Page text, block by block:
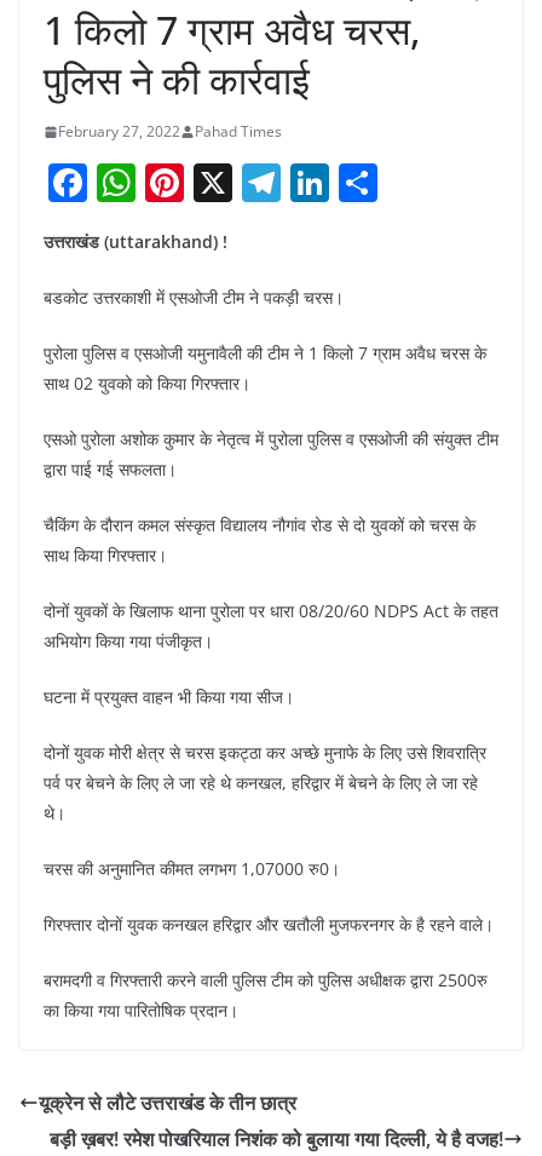
1 किलो 7 ग्राम अवैध चरस,
पुलिस ने की कार्रवाई
February 27, 2022 Pahad Times
F
a
c
e
b
o
k
W
at
s
A
p
Pi
nt
er
e
st
X T
gr
a
m
Li
e
dI
n
उत्तराखंड (uttarakhand) !
बडकोट उत्तरकाशी में एसओजी टीम ने पकड़ी चरस।
पुरोला पुलिस व एसओजी यमुनावैली की टीम ने 1 किलो 7 ग्राम अवैध चरस के
साथ 02 युवको को किया गिरफ्तार।
एसओ पुरोला अशोक कुमार के नेतृत्व में पुरोला पुलिस व एसओजी की संयुक्त टीम
द्वारा पाई गई सफलता।
चैकिंग के दौरान कमल संस्कृत विद्यालय नौगांव रोड से दो युवकों को चरस के
साथ किया गिरफ्तार।
दोनों युवकों के खिलाफ थाना पुरोला पर धारा 08/20/60 NDPS Act के तहत
अभियोग किया गया पंजीकृत।
घटना में प्रयुक्त वाहन भी किया गया सीज।
दोनों युवक मोरी क्षेत्र से चरस इकट्ठा कर अच्छे मुनाफे के लिए उसे शिवरात्रि
पर्व पर बेचने के लिए ले जा रहे थे कनखल, हरिद्वार में बेचने के लिए ले जा रहे
थे।
चरस की अनुमानित कीमत लगभग 1,07000 रु0।
गिरफ्तार दोनों युवक कनखल हरिद्वार और खतौली मुजफरनगर के है रहने वाले।
बरामदगी व गिरफ्तारी करने वाली पुलिस टीम को पुलिस अधीक्षक द्वारा 2500रु
का किया गया पारितोषिक प्रदान।
यूक्रेन से लौटे उत्तराखंड के तीन छात्र
बड़ी ख़बर! रमेश पोखरियाल निशंक को बुलाया गया दिल्ली, ये है वजह!